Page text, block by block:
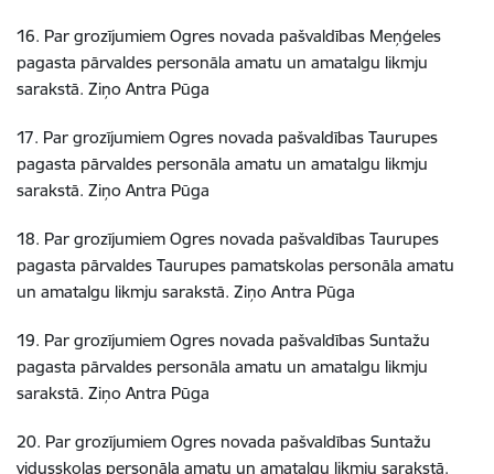
16. Par grozījumiem Ogres novada pašvaldības Meņģeles
pagasta pārvaldes personāla amatu un amatalgu likmju
sarakstā. Ziņo Antra Pūga
17. Par grozījumiem Ogres novada pašvaldības Taurupes
pagasta pārvaldes personāla amatu un amatalgu likmju
sarakstā. Ziņo Antra Pūga
18. Par grozījumiem Ogres novada pašvaldības Taurupes
pagasta pārvaldes Taurupes pamatskolas personāla amatu
un amatalgu likmju sarakstā. Ziņo Antra Pūga
19. Par grozījumiem Ogres novada pašvaldības Suntažu
pagasta pārvaldes personāla amatu un amatalgu likmju
sarakstā. Ziņo Antra Pūga
20. Par grozījumiem Ogres novada pašvaldības Suntažu
vidusskolas personāla amatu un amatalgu likmju sarakstā.